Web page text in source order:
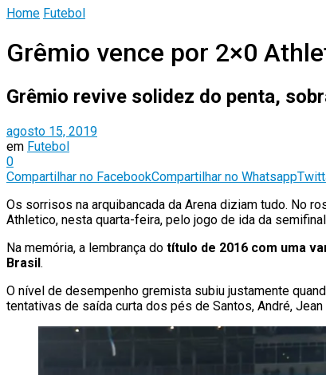
Home Futebol
Grêmio vence por 2×0
Grêmio revive solidez do penta,
agosto 15, 2019
em Futebol
0
Compartilhar no FacebookCompartilhar no Whatsapp
Os sorrisos na arquibancada da Arena diziam tudo. No
Athletico, nesta quarta-feira, pelo jogo de ida da
Na memória, a lembrança do título de 2016 com uma
Brasil.
O nível de desempenho gremista subiu justamente
tentativas de saída curta dos pés de Santos, André,